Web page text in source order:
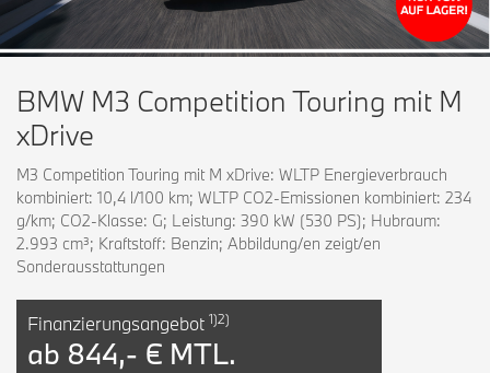
BMW M3 Competition Touring mit M
xDrive
M3 Competition Touring mit M xDrive: WLTP Energieverbrauch
kombiniert: 10,4 l/100 km; WLTP CO2-Emissionen kombiniert: 234
g/km; CO2-Klasse: G; Leistung: 390 kW (530 PS); Hubraum:
2.993 cm³; Kraftstoff: Benzin; Abbildung/en zeigt/en
Sonderausstattungen
Finanzierungsangebot 1)2)
ab 844,- € MTL.